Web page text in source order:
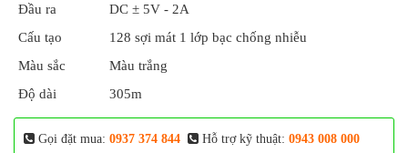
Đầu ra
DC ± 5V - 2A
Cấu tạo
128 sợi mát 1 lớp bạc chống nhiễu
Màu sắc
Màu trắng
Độ dài
305m
Gọi đặt mua: 0937 374 844 Hỗ trợ kỹ thuật: 0943 008 000